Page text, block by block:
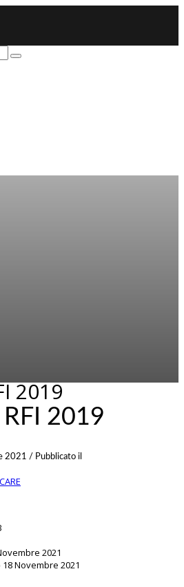
2019
RFI 2019
2021 / Pubblicato il
2021
18 Novembre 2021